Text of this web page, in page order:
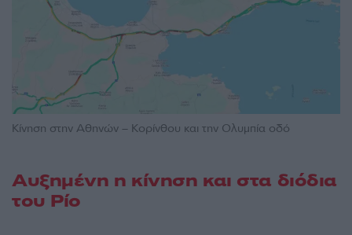
Κίνηση στην Αθηνών – Κορίνθου και την Ολυμπία οδό
Αυξημένη η κίνηση και στα διόδια
του Ρίο